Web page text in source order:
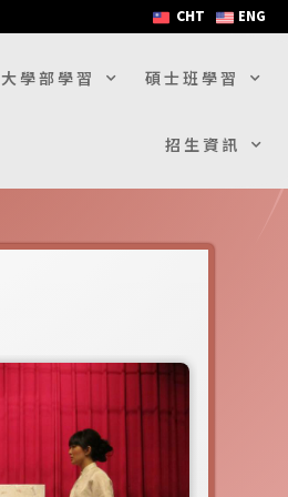
CHT ENG
大學部學習 碩士班學習
招生資訊